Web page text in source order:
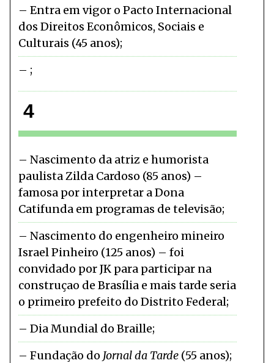
Entra em vigor o Pacto Internacional
dos Direitos Econômicos, Sociais e
Culturais (45 anos)
4
Nascimento da atriz e humorista
paulista Zilda Cardoso (85 anos) –
famosa por interpretar a Dona
Catifunda em programas de televisão
Nascimento do engenheiro mineiro
Israel Pinheiro (125 anos) – foi
convidado por JK para participar na
construçao de Brasília e mais tarde seria
o primeiro prefeito do Distrito Federal
Dia Mundial do Braille
Fundação do Jornal da Tarde(55 anos)